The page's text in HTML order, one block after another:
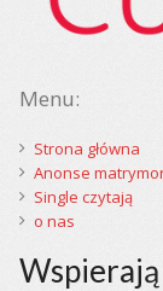
Menu:
Strona główna
Anonse
Single czytają
o nas
Wspierają